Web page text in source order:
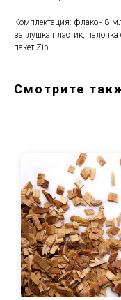
Комплектация: флакон 8
заглушка пластик,
пакет Zip
Смотрите